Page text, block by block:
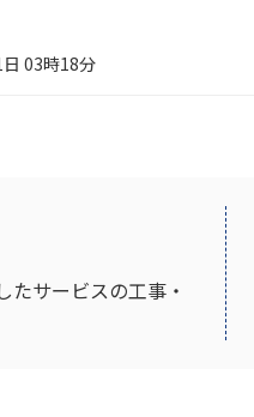
03時18分
サービスの工事・